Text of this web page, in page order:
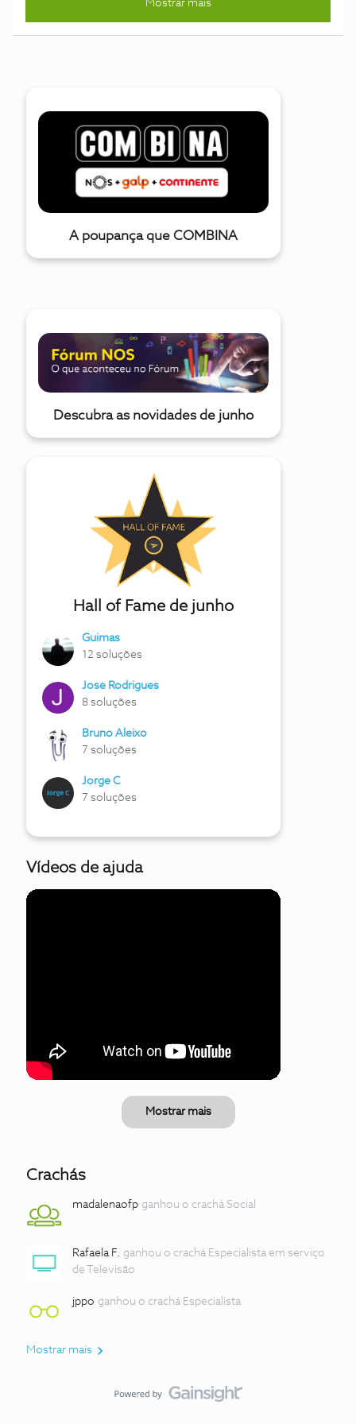
seja um dos primeiros a ver o filme no grande ecrã:O
SpongeBob e os seus amigos de Bikini Bottom embarcam
na sua maior e imperdível aventura cinematográfica.
marítima que o leva às profundezas do oceano, onde
nenhuma esponja jamais esteve. Como funcionaParticipe no
passatempo e habilite-se a ganhar 1 dos 40 convites duplos
para a sessão de antestreia do filme.São 40 convites duplos
que temos para oferecer, distribuídos por:20 convites
duplos para a antestreia em Lisboa, no dia 20 de dez
Mostrar mais
A poupança que COMBINA
Descubra as novidades de junho
Hall of Fame de junho
Guimas
12 soluções
Jose Rodrigues
8 soluções
Bruno Aleixo
7 soluções
Jorge C
7 soluções
Vídeos de ajuda
Mostrar mais
Crachás
madalenaofp ganhou o crachá Social
Rafaela F. ganhou o crachá Especialista em serviço
de Televisão
jppo ganhou o crachá Especialista
Mostrar mais